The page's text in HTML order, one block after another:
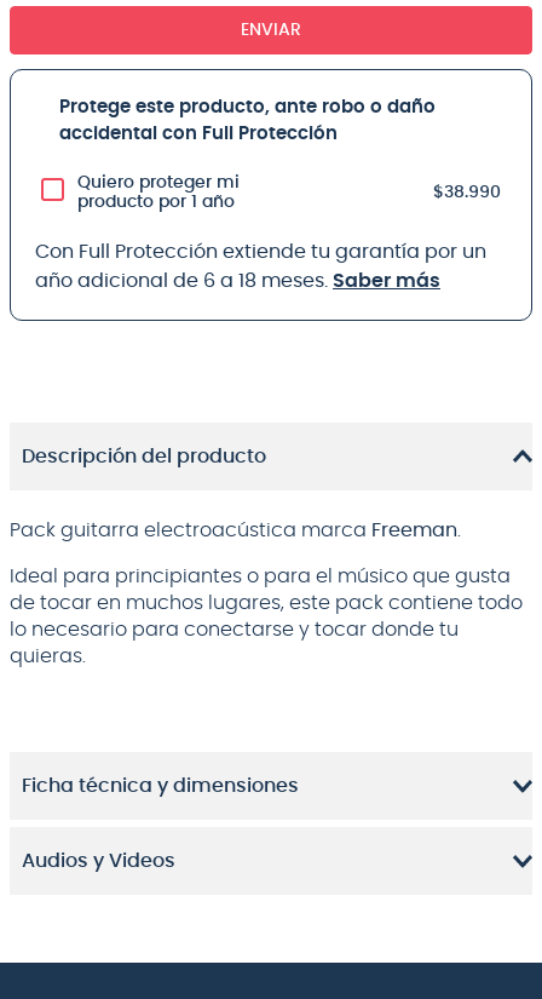
ENVIAR
Protege este producto, ante robo o daño
accidental con Full Protección
Quiero proteger mi
producto por 1 año
$38.990
Con Full Protección extiende tu garantía por un
año adicional de 6 a 18 meses. Saber más
Descripción del producto
Pack guitarra electroacústica marca Freeman
Ideal para principiantes o para el músico que gusta
de tocar en muchos lugares, este pack contiene todo
lo necesario para conectarse y tocar donde tu
quieras.
Ficha técnica y dimensiones
Audios y Videos